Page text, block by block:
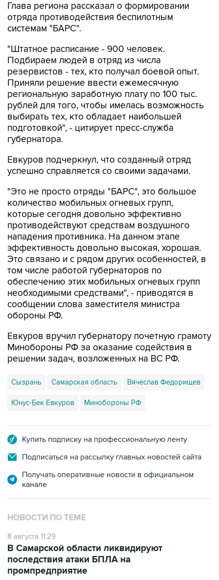
Глава региона рассказал о формировании
отряда противодействия беспилотным
системам "БАРС".
"Штатное расписание - 900 человек.
Подбираем людей в отряд из числа
резервистов - тех, кто получал боевой опыт.
Приняли решение ввести ежемесячную
региональную заработную плату по 100 тыс.
рублей для того, чтобы имелась возможность
выбирать тех, кто обладает наибольшей
подготовкой", - цитирует пресс-служба
губернатора.
Евкуров подчеркнул, что созданный отряд
успешно справляется со своими задачами.
"Это не просто отряды "БАРС", это большое
количество мобильных огневых групп,
которые сегодня довольно эффективно
противодействуют средствам воздушного
нападения противника. На данном этапе
эффективность довольно высокая, хорошая.
Это связано и с рядом других особенностей, в
том числе работой губернаторов по
обеспечению этих мобильных огневых групп
необходимыми средствами", - приводятся в
сообщении слова заместителя министра
обороны РФ.
Евкуров вручил губернатору почетную грамоту
Минобороны РФ за оказание содействия в
решении задач, возложенных на ВС РФ.
Сызрань Самарская область Вячеслав Федорищев
Юнус-Бек Евкуров Минобороны РФ
Купить подписку на профессиональную ленту
Подписаться на рассылку главных новостей сайта
Получать оперативные новости в официальном
канале
НОВОСТИ ПО ТЕМЕ
8 августа 11:29
В Самарской области ликвидируют
последствия атаки БПЛА на
промпредприятие